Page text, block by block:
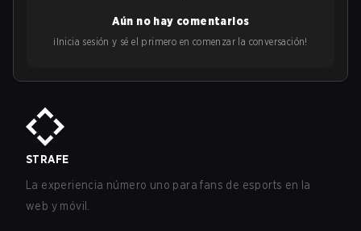
Aún no hay comentarios
¡Inicia sesión y sé el primero en comenzar la conversación!
STRAFE
La experiencia número uno para fans de esports en la
web y móvil.